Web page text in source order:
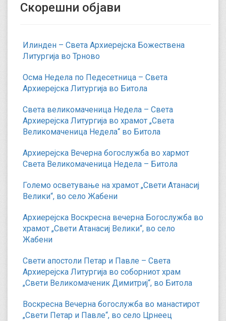
Скорешни објави
Илинден – Света Архиерејска Божествена
Литургија во Трново
Осма Недела по Педесетница – Света
Архиерејска Литургија во Битола
Света великомаченица Недела – Света
Архиерејска Литургија во храмот „Света
Великомаченица Недела“ во Битола
Архиерејска Вечерна богослужба во хармот
Света Великомаченица Недела – Битола
Големо осветување на храмот „Свети Атанасиј
Велики“, во село Жабени
Архиерејска Воскресна вечерна Богослужба во
храмот „Свети Атанасиј Велики“, во село
Жабени
Свети апостоли Петар и Павле – Света
Архиерејска Литургија во соборниот храм
„Свети Великомаченик Димитриј“, во Битола
Воскресна Вечерна богослужба во манастирот
„Свети Петар и Павле“, во село Црнеец